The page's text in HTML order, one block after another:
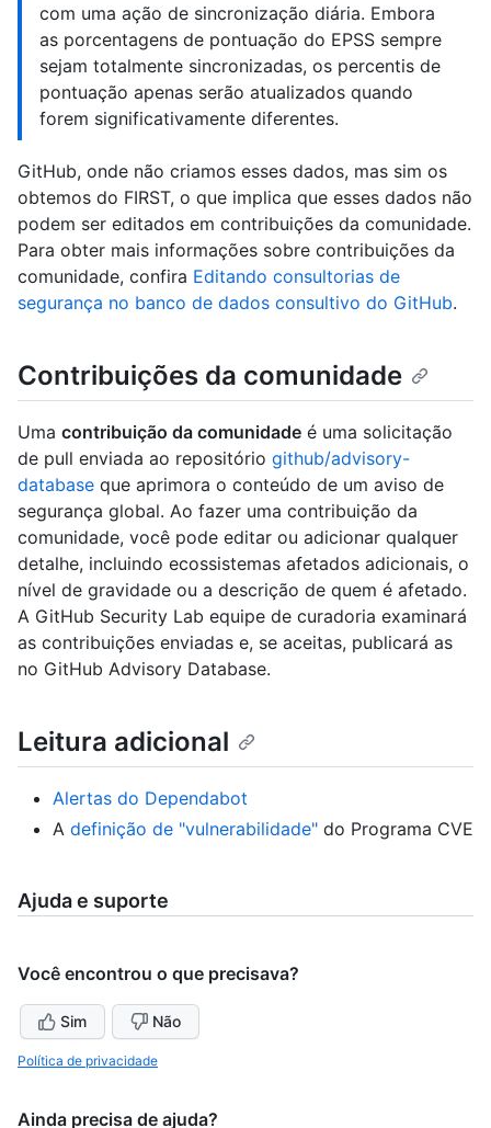
com uma ação de sincronização diária. Embora
as porcentagens de pontuação do EPSS sempre
sejam totalmente sincronizadas, os percentis de
pontuação apenas serão atualizados quando
forem significativamente diferentes.
GitHub, onde não criamos esses dados, mas sim os
obtemos do FIRST, o que implica que esses dados não
podem ser editados em contribuições da comunidade.
Para obter mais informações sobre contribuições da
comunidade, confira Editando consultorias de
segurança no banco de dados consultivo do GitHub.
Contribuições da comunidade
Uma contribuição da comunidade é uma solicitação
de pull enviada ao repositório github/advisory-
database que aprimora o conteúdo de um aviso de
segurança global. Ao fazer uma contribuição da
comunidade, você pode editar ou adicionar qualquer
detalhe, incluindo ecossistemas afetados adicionais, o
nível de gravidade ou a descrição de quem é afetado.
A GitHub Security Lab equipe de curadoria examinará
as contribuições enviadas e, se aceitas, publicará as
no GitHub Advisory Database.
Leitura adicional
Alertas do Dependabot
A definição de "vulnerabilidade" do Programa CVE
Ajuda e suporte
Você encontrou o que precisava?
Sim Não
Política de privacidade
Ainda precisa de ajuda?